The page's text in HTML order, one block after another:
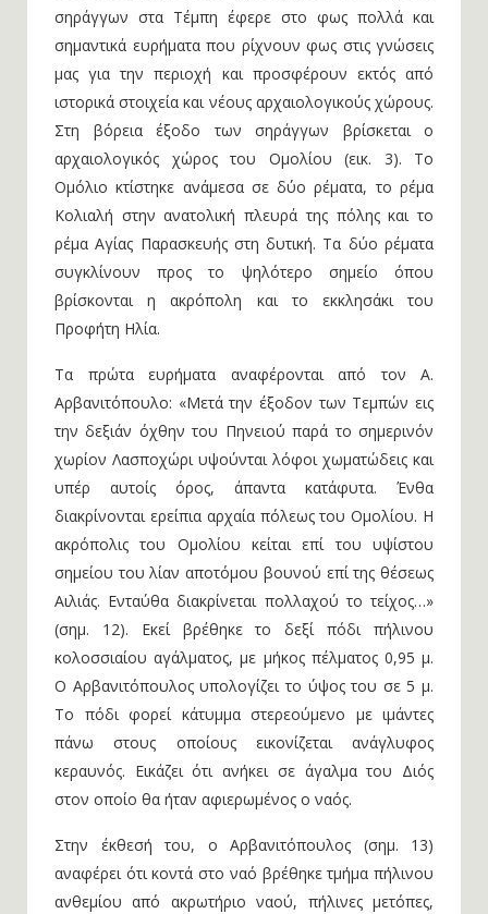
σηράγγων στα Τέμπη έφερε στο φως πολλά και
σημαντικά ευρήματα που ρίχνουν φως στις γνώσεις
μας για την περιοχή και προσφέρουν εκτός από
ιστορικά στοιχεία και νέους αρχαιολογικούς χώρους.
Στη βόρεια έξοδο των σηράγγων βρίσκεται ο
αρχαιολογικός χώρος του Ομολίου (εικ. 3). Το
Ομόλιο κτίστηκε ανάμεσα σε δύο ρέματα, το ρέμα
Κολιαλή στην ανατολική πλευρά της πόλης και το
ρέμα Αγίας Παρασκευής στη δυτική. Τα δύο ρέματα
συγκλίνουν προς το ψηλότερο σημείο όπου
βρίσκονται η ακρόπολη και το εκκλησάκι του
Προφήτη Ηλία.
Τα πρώτα ευρήματα αναφέρονται από τον Α.
Αρβανιτόπουλο: «Μετά την έξοδον των Τεμπών εις
την δεξιάν όχθην του Πηνειού παρά το σημερινόν
χωρίον Λασποχώρι υψούνται λόφοι χωματώδεις και
υπέρ αυτοίς όρος, άπαντα κατάφυτα. Ένθα
διακρίνονται ερείπια αρχαία πόλεως του Ομολίου. Η
ακρόπολις του Ομολίου κείται επί του υψίστου
σημείου του λίαν αποτόμου βουνού επί της θέσεως
Αιλιάς. Ενταύθα διακρίνεται πολλαχού το τείχος…»
(σημ. 12). Εκεί βρέθηκε το δεξί πόδι πήλινου
κολοσσιαίου αγάλματος, με μήκος πέλματος 0,95 μ.
Ο Αρβανιτόπουλος υπολογίζει το ύψος του σε 5 μ.
Το πόδι φορεί κάτυμμα στερεούμενο με ιμάντες
πάνω στους οποίους εικονίζεται ανάγλυφος
κεραυνός. Εικάζει ότι ανήκει σε άγαλμα του Διός
στον οποίο θα ήταν αφιερωμένος ο ναός.
Στην έκθεσή του, ο Αρβανιτόπουλος (σημ. 13)
αναφέρει ότι κοντά στο ναό βρέθηκε τμήμα πήλινου
ανθεμίου από ακρωτήριο ναού, πήλινες μετόπες,